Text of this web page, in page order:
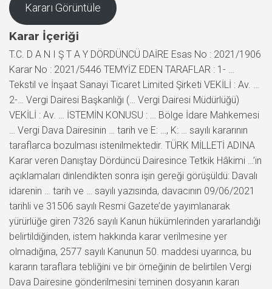
Kararı Görüntüle
Karar İçeriği
T.C. D A N I Ş T A Y DÖRDÜNCÜ DAİRE Esas No : 2021/1906
Karar No : 2021/5446 TEMYİZ EDEN TARAFLAR : 1- …
Tekstil ve İnşaat Sanayi Ticaret Limited Şirketi VEKİLİ : Av. …
2-… Vergi Dairesi Başkanlığı (… Vergi Dairesi Müdürlüğü)
VEKİLİ : Av. … İSTEMİN KONUSU : … Bölge İdare Mahkemesi
… Vergi Dava Dairesinin … tarih ve E: …, K: … sayılı kararının
taraflarca bozulması istenilmektedir. TÜRK MİLLETİ ADINA
Karar veren Danıştay Dördüncü Dairesince Tetkik Hâkimi …’in
açıklamaları dinlendikten sonra işin gereği görüşüldü: Davalı
idarenin … tarih ve … sayılı yazısında, davacının 09/06/2021
tarihli ve 31506 sayılı Resmi Gazete’de yayımlanarak
yürürlüğe giren 7326 sayılı Kanun hükümlerinden yararlandığı
belirtildiğinden, istem hakkında karar verilmesine yer
olmadığına, 2577 sayılı Kanunun 50. maddesi uyarınca, bu
kararın taraflara tebliğini ve bir örneğinin de belirtilen Vergi
Dava Dairesine gönderilmesini teminen dosyanın kararı